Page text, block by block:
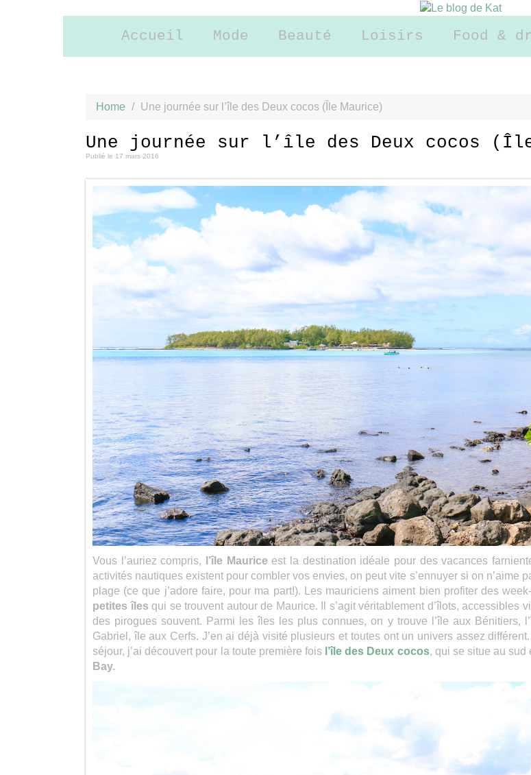
Accueil Mode Beauté Loisirs Food &
Home / Une journée sur l’île des Deux cocos (Île Maurice)
Une journée sur l’île des Deux cocos
Publié le 17 mars 2016
Vous l’auriez compris, l’île Maurice est la destination idéale pour des vacances
activités nautiques existent pour combler vos envies, on peut vite s’ennuyer si on n’aime
plage (ce que j’adore faire, pour ma part!). Les mauriciens aiment bien profiter des
petites îles qui se trouvent autour de Maurice. Il s’agit véritablement d’îlots, accessibles
des pirogues souvent. Parmi les îles les plus connues, on y trouve l’île aux Bénitiers,
Gabriel, île aux Cerfs. J’en ai déjà visité plusieurs et toutes ont un univers assez
séjour, j’ai découvert pour la toute première fois l’île des Deux cocos, qui se situe au sud
Bay.